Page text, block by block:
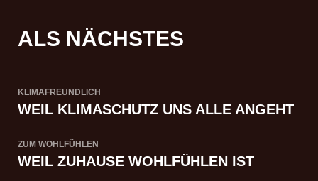
ALS NÄCHSTES
KLIMAFREUNDLICH
WEIL KLIMASCHUTZ UNS ALLE ANGEHT
ZUM WOHLFÜHLEN
WEIL ZUHAUSE WOHLFÜHLEN IST